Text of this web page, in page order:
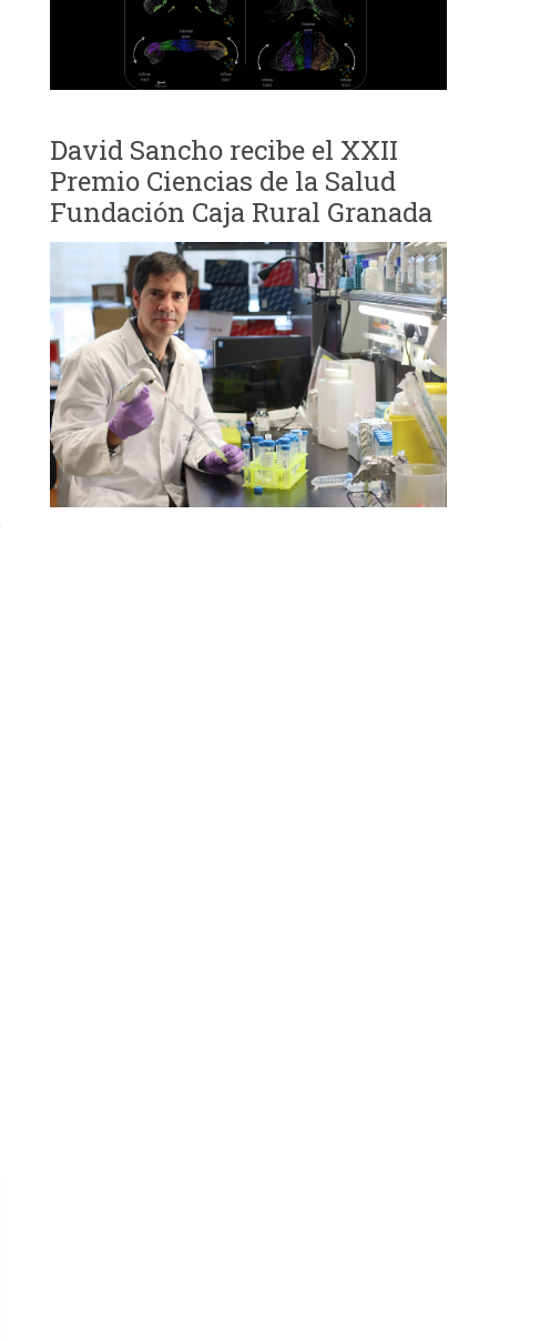
David Sancho recibe el XXII
Premio Ciencias de la Salud
Fundación Caja Rural Granada